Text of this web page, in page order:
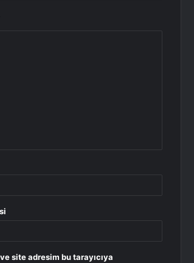
site adresim bu tarayıcıya